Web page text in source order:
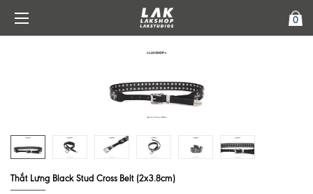
0
Thắt Lưng Black Stud Cross Belt (2x3.8cm)